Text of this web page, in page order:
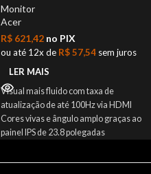
Monitor
Acer
R$ 621,42 no PIX
ou até 12x de R$57,54 sem juros
LER MAIS
Visual mais fluido com taxa de
atualização de até 100Hz via HDMI
Cores vivas e ângulo amplo graças ao
painel IPS de 23.8 polegadas